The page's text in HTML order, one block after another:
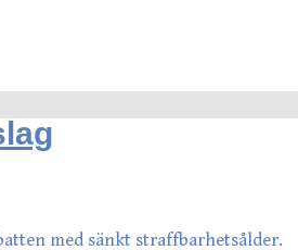
med sänkt straffbarhetsålder.